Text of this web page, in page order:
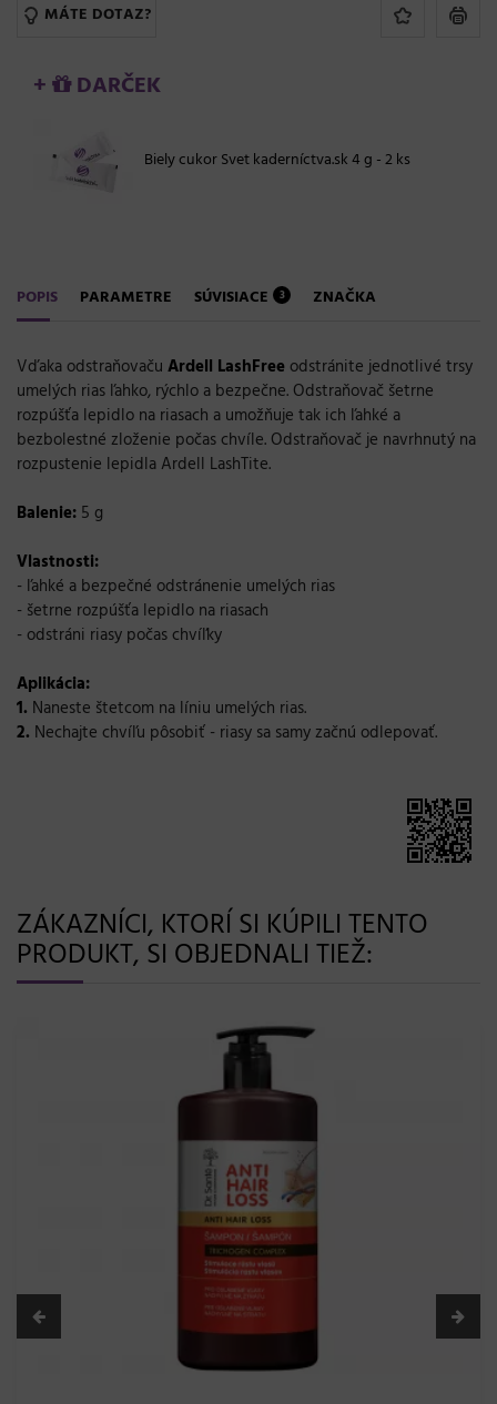
MÁTE DOTAZ?
+ DARČEK
Biely cukor Svet kaderníctva.sk 4 g - 2 ks
POPIS PARAMETRE SÚVISIACE 3 ZNAČKA
Vďaka odstraňovaču Ardell LashFree odstránite jednotlivé trsy
umelých rias ľahko, rýchlo a bezpečne. Odstraňovač šetrne
rozpúšťa lepidlo na riasach a umožňuje tak ich ľahké a
bezbolestné zloženie počas chvíle. Odstraňovač je navrhnutý na
rozpustenie lepidla Ardell LashTite.
Balenie: 5 g
Vlastnosti:
- ľahké a bezpečné odstránenie umelých rias
- šetrne rozpúšťa lepidlo na riasach
- odstráni riasy počas chvíľky
Aplikácia:
1. Naneste štetcom na líniu umelých rias.
2. Nechajte chvíľu pôsobiť - riasy sa samy začnú odlepovať.
ZÁKAZNÍCI, KTORÍ SI KÚPILI TENTO
PRODUKT, SI OBJEDNALI TIEŽ: